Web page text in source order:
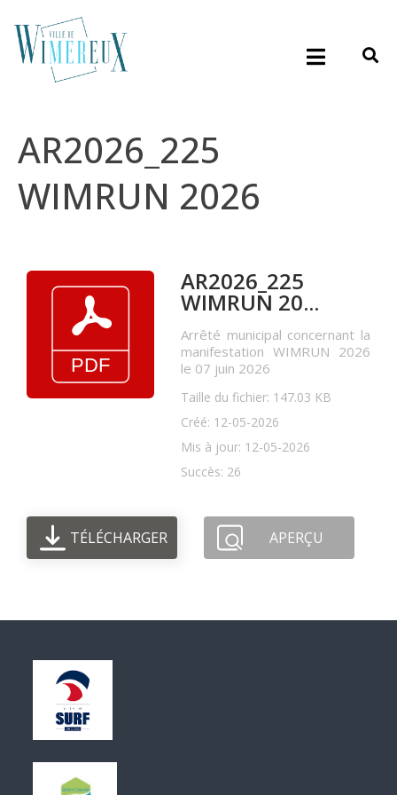
AR2026_225
WIMRUN 2026
AR2026_225
WIMRUN 20...
Arrêté municipal concernant la
manifestation WIMRUN 2026
le 07 juin 2026
Taille du fichier: 147.03 KB
Créé: 12-05-2026
Mis à jour: 12-05-2026
Succès: 26
TÉLÉCHARGER APERÇU